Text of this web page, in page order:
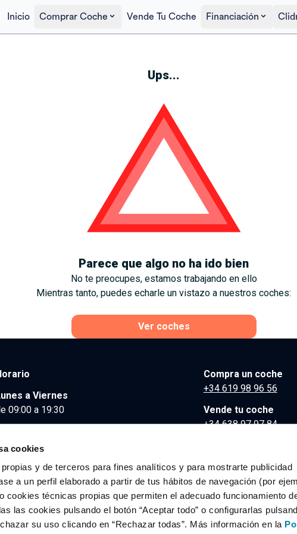
cookies
y de terceros para fines analíticos y para mostrarte publicidad
a un perfil elaborado a partir de tus hábitos de navegación (por
cookies técnicas propias que permiten el adecuado funcionamiento
las cookies pulsando el botón “Aceptar todo” o configurarlas
su uso clicando en “Rechazar todas”. Más información en la
Inicio Comprar Coche Vende Tu Coche Financiación
Ups...
Parece que algo no ha ido bien
No te preocupes, estamos trabajando en ello
Mientras tanto, puedes echarle un vistazo a nuestros coches:
Ver coches
a Viernes
09:00 a 19:30
Compra un coche
+34 619 98 96 56
Vende tu coche
+34 638 97 97 84
Todos los derechos reservados.